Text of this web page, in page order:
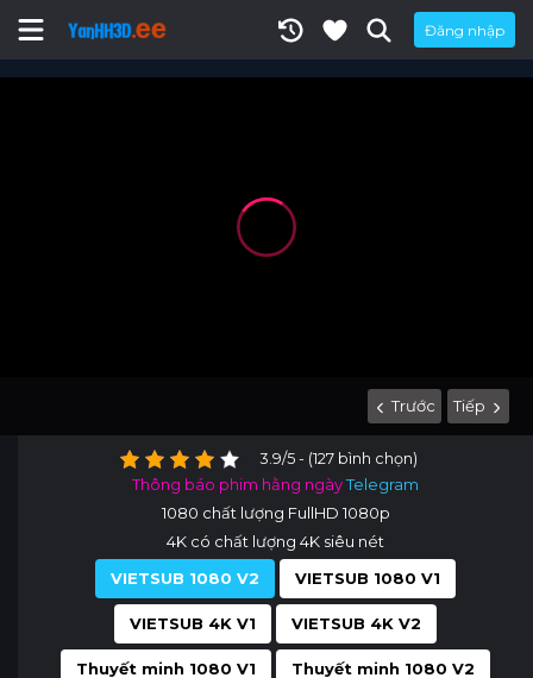
Đăng nhập
Trước Tiếp
3.9/5 - (127 bình chọn)
Thông báo phim hằng ngàyTelegram
1080 chất lượng FullHD 1080p
4K có chất lượng 4K siêu nét
VIETSUB 1080 V2
VIETSUB 1080 V1
VIETSUB 4K V1 VIETSUB 4K V2
Thuyết minh 1080 V1 Thuyết minh 1080 V2